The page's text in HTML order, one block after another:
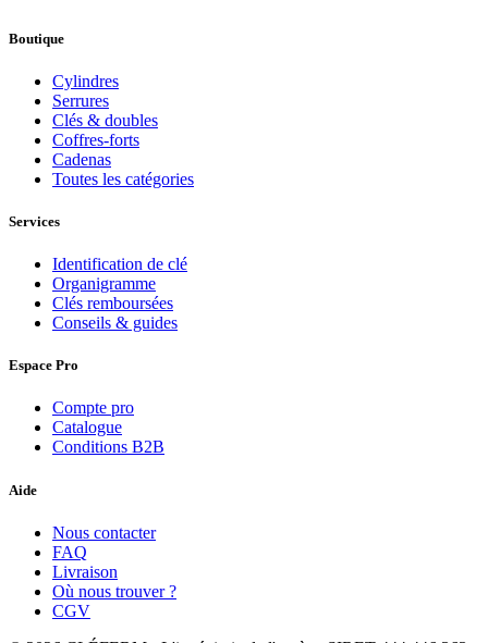
Boutique
Cylindres
Serrures
Clés & doubles
Coffres-forts
Cadenas
Toutes les catégories
Services
Identification de clé
Organigramme
Clés remboursées
Conseils & guides
Espace Pro
Compte pro
Catalogue
Conditions B2B
Aide
Nous contacter
FAQ
Livraison
Où nous trouver ?
CGV